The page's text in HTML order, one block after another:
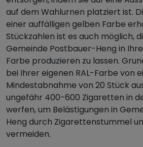
auf dem Wahlurnen platziert ist.
einer auffälligen gelben Farbe
Stückzahlen ist es auch möglich,
Gemeinde Postbauer-Heng in
Farbe produzieren zu lassen.
bei Ihrer eigenen RAL-Farbe von
Mindestabnahme von 20 Stück
ungefähr 400-600 Zigaretten in
werfen, um Belästigungen in
Heng durch Zigarettenstummel
vermeiden.